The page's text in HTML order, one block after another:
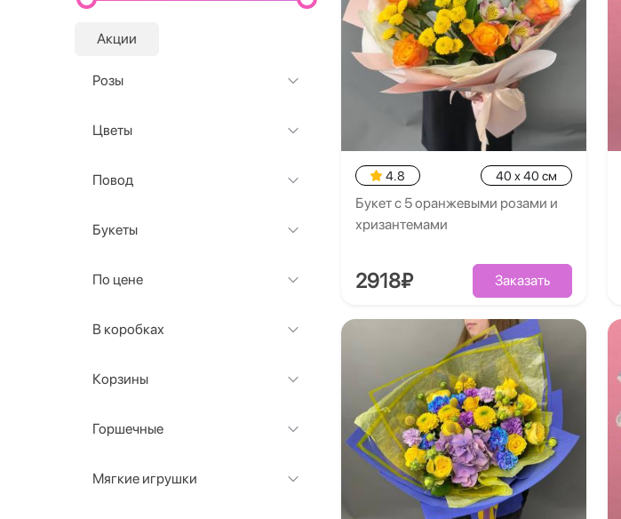
Акции
Розы
Цветы
Повод
Букеты
По цене
В коробках
Корзины
Горшечные
Мягкие игрушки
4.8 40 x 40 см
Букет с 5 оранжевыми розами и
хризантемами
2918₽ Заказать